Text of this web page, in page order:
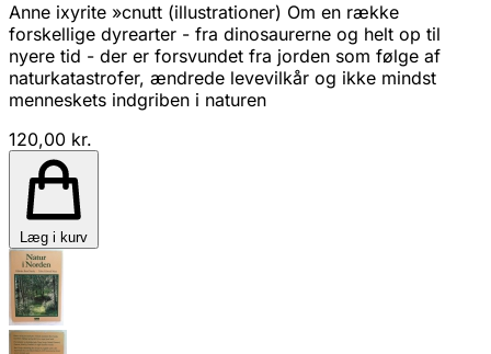
Anne ixyrite »cnutt (illustrationer) Om en række
forskellige dyrearter - fra dinosaurerne og helt op til
nyere tid - der er forsvundet fra jorden som følge af
naturkatastrofer, ændrede levevilkår og ikke mindst
menneskets indgriben i naturen
120,00 kr.
Læg i kurv